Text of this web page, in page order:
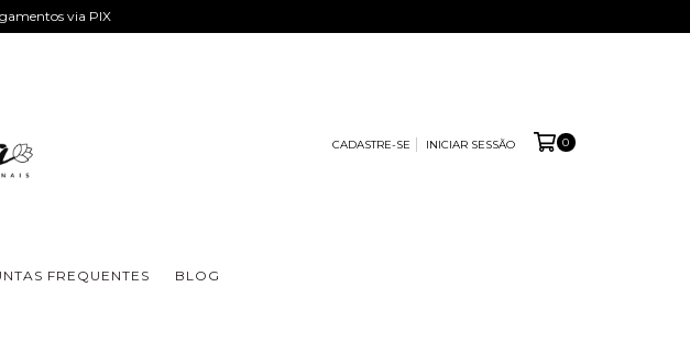
via PIX
CADASTRE-SE INICIAR SESSÃO 0
FREQUENTES BLOG